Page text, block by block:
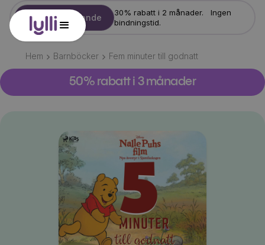
Starta erbjudande
30% rabatt i 2 månader. Ingen
bindningstid.
Hem Barnböcker Fem minuter till godnatt
50% rabatt i 3 månader